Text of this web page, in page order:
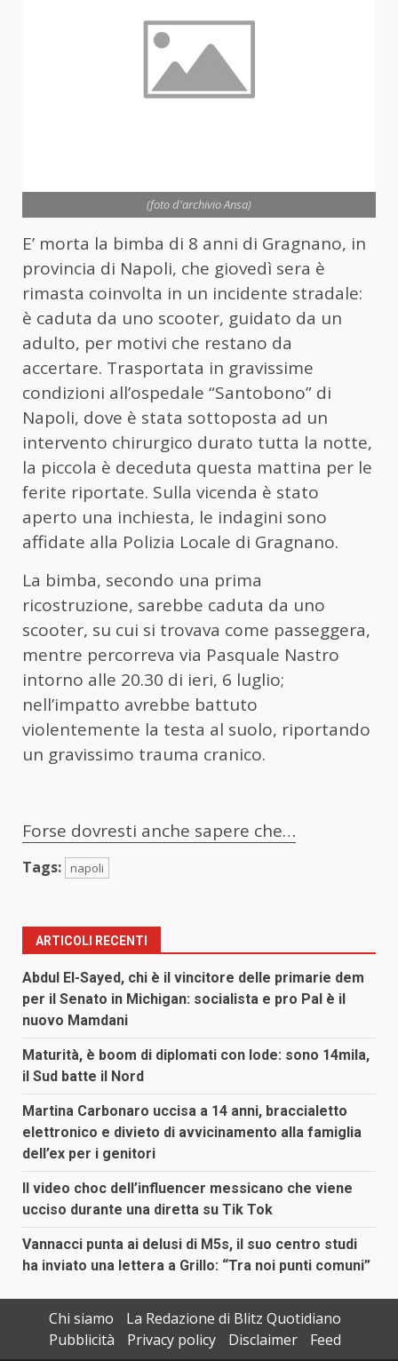
(foto d'archivio Ansa)
E’ morta la bimba di 8 anni di Gragnano, in
provincia di Napoli, che giovedì sera è
rimasta coinvolta in un incidente stradale:
è caduta da uno scooter, guidato da un
adulto, per motivi che restano da
accertare. Trasportata in gravissime
condizioni all’ospedale “Santobono” di
Napoli, dove è stata sottoposta ad un
intervento chirurgico durato tutta la notte,
la piccola è deceduta questa mattina per le
ferite riportate. Sulla vicenda è stato
aperto una inchiesta, le indagini sono
affidate alla Polizia Locale di Gragnano.
La bimba, secondo una prima
ricostruzione, sarebbe caduta da uno
scooter, su cui si trovava come passeggera,
mentre percorreva via Pasquale Nastro
intorno alle 20.30 di ieri, 6 luglio;
nell’impatto avrebbe battuto
violentemente la testa al suolo, riportando
un gravissimo trauma cranico.
Forse dovresti anche sapere che…
Tags: napoli
ARTICOLI RECENTI
Abdul El-Sayed, chi è il vincitore delle primarie dem
per il Senato in Michigan: socialista e pro Pal è il
nuovo Mamdani
Maturità, è boom di diplomati con lode: sono 14mila,
il Sud batte il Nord
Martina Carbonaro uccisa a 14 anni, braccialetto
elettronico e divieto di avvicinamento alla famiglia
dell’ex per i genitori
Il video choc dell’influencer messicano che viene
ucciso durante una diretta su Tik Tok
Vannacci punta ai delusi di M5s, il suo centro studi
ha inviato una lettera a Grillo: “Tra noi punti comuni”
Chi siamo
La Redazione di Blitz Quotidiano
Pubblicità
Privacy policy Disclaimer Feed